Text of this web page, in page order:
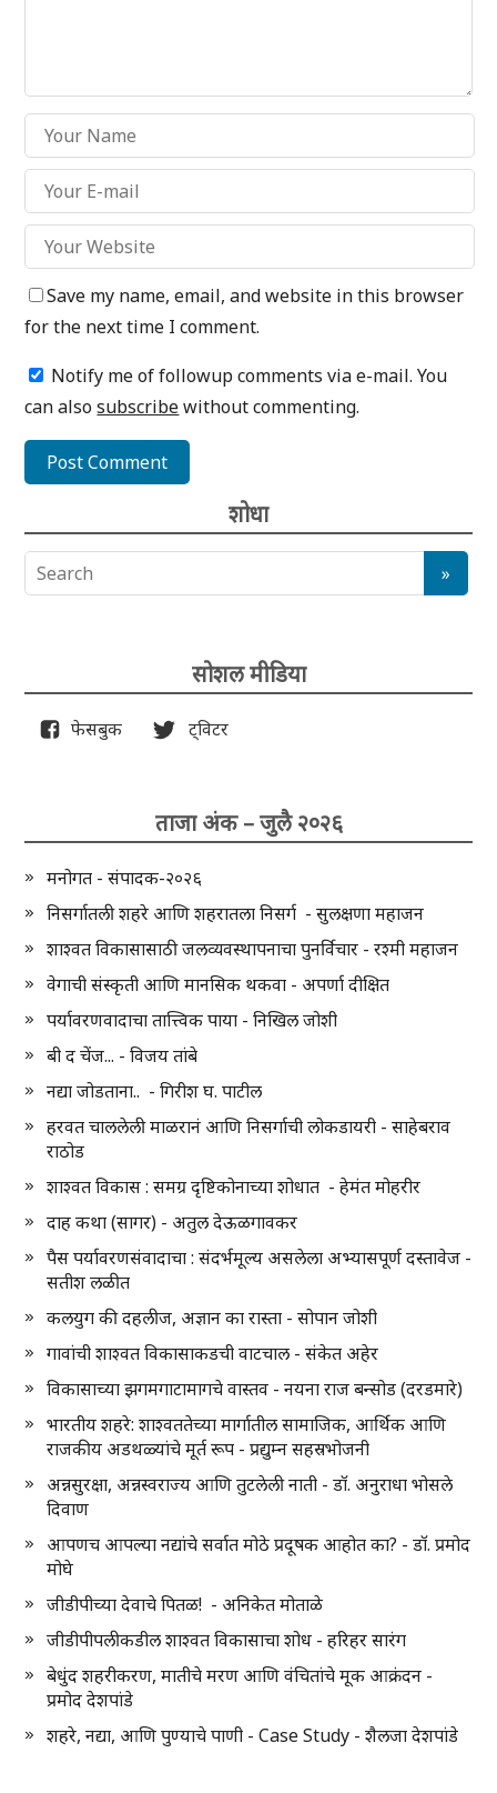
Save my name, email, and website in this browser
for the next time I comment.
Notify me of followup comments via e-mail. You
can alsosubscribewithout commenting.
शोधा
सोशल मीडिया
फेसबुक ट्विटर
ताजा अंक – जुलै २०२६
मनोगत - संपादक-२०२६
निसर्गातली शहरे आणि शहरातला निसर्ग - सुलक्षणा महाजन
शाश्वत विकासासाठी जलव्यवस्थापनाचा पुनर्विचार - रश्मी महाजन
वेगाची संस्कृती आणि मानसिक थकवा - अपर्णा दीक्षित
पर्यावरणवादाचा तात्त्विक पाया - निखिल जोशी
बी द चेंज... - विजय तांबे
नद्या जोडताना.. - गिरीश घ. पाटील
हरवत चाललेली माळरानं आणि निसर्गाची लोकडायरी - साहेबराव
राठोड
शाश्वत विकास : समग्र दृष्टिकोनाच्या शोधात - हेमंत मोहरीर
दाह कथा (सागर) - अतुल देऊळगावकर
पैस पर्यावरणसंवादाचा : संदर्भमूल्य असलेला अभ्यासपूर्ण दस्तावेज -
सतीश लळीत
कलयुग की दहलीज, अज्ञान का रास्ता - सोपान जोशी
गावांची शाश्वत विकासाकडची वाटचाल - संकेत अहेर
विकासाच्या झगमगाटामागचे वास्तव - नयना राज बन्सोड (दरडमारे)
भारतीय शहरे: शाश्वततेच्या मार्गातील सामाजिक, आर्थिक आणि
राजकीय अडथळ्यांचे मूर्त रूप - प्रद्युम्न सहस्रभोजनी
अन्नसुरक्षा, अन्नस्वराज्य आणि तुटलेली नाती - डॉ. अनुराधा भोसले
दिवाण
आपणच आपल्या नद्यांचे सर्वात मोठे प्रदूषक आहोत का? - डॉ. प्रमोद
मोघे
जीडीपीच्या देवाचे पितळ! - अनिकेत मोताळे
जीडीपीपलीकडील शाश्वत विकासाचा शोध - हरिहर सारंग
बेधुंद शहरीकरण, मातीचे मरण आणि वंचितांचे मूक आक्रंदन -
प्रमोद देशपांडे
शहरे, नद्या, आणि पुण्याचे पाणी - Case Study - शैलजा देशपांडे